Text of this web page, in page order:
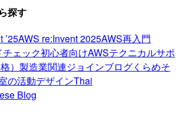
探す
’25AWS re:Invent 2025AWS再入門
ェック初心者向けAWSテクニカルサポ
） 製造業関連ジョインブログくらめそ
の活動デザインThai
Blog